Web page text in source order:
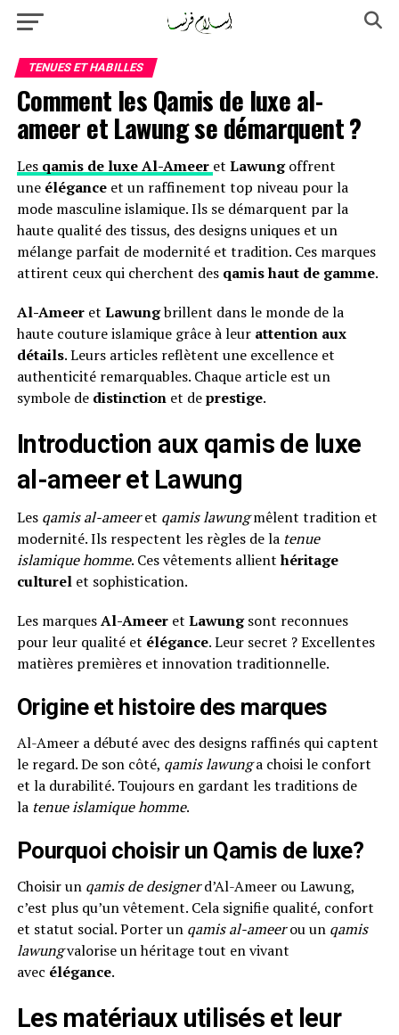
TENUES ET HABILLES
Comment les Qamis de luxe al-
ameer et Lawung se démarquent ?
Les qamis de luxeAl-Ameer et Lawungoffrent
une éléganceet un raffinement top niveau pour la
mode masculine islamique. Ils se démarquent par la
haute qualité des tissus, des designs uniques et un
mélange parfait de modernité et tradition. Ces marques
attirent ceux qui cherchent des qamis haut de gamme.
Al-Ameeret Lawungbrillent dans le monde de la
haute couture islamique grâce à leur attention aux
détails. Leurs articles reflètent une excellence et
authenticité remarquables. Chaque article est un
symbole de distinctionet deprestige.
Introduction aux qamis de luxe
al-ameer et Lawung
Les qamis al-ameeret qamis lawungmêlent tradition et
modernité. Ils respectent les règles de la tenue
islamique homme. Ces vêtements allienthéritage
culturelet sophistication.
Les marquesAl-Ameeret Lawungsont reconnues
pour leur qualité et élégance. Leur secret ? Excellentes
matières premières et innovation traditionnelle.
Origine et histoire des marques
Al-Ameer a débuté avec des designs raffinés qui captent
le regard. De son côté, qamis lawunga choisi le confort
et la durabilité. Toujours en gardant les traditions de
la tenue islamique homme.
Pourquoi choisir un Qamis de luxe?
Choisir un qamis de designerd’Al-Ameer ou Lawung,
c’est plus qu’un vêtement. Cela signifie qualité, confort
et statut social. Porter un qamis al-ameerou un qamis
lawungvalorise un héritage tout en vivant
avec élégance.
Les matériaux utilisés et leur